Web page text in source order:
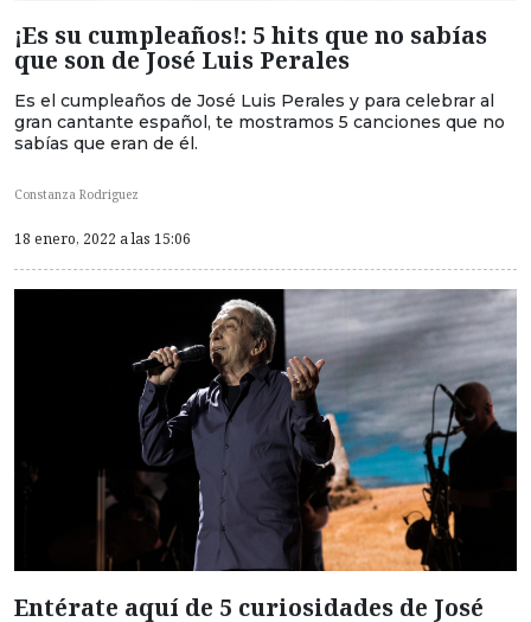
¡Es su cumpleaños!: 5 hits que no sabías
que son de José Luis Perales
Es el cumpleaños de José Luis Perales y para celebrar al
gran cantante español, te mostramos 5 canciones que no
sabías que eran de él.
Constanza Rodriguez
18 enero, 2022 a las 15:06
Entérate aquí de 5 curiosidades de José